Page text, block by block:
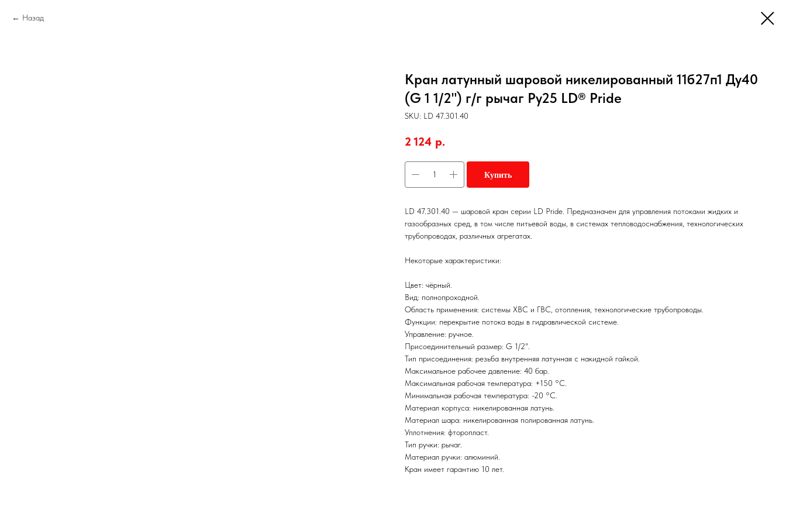
Назад
Кран латунный шаровой никелированный 11б27п1 Ду40
(G 1 1/2") г/г рычаг Ру25 LD® Pride
SKU: LD 47.301.40
2 124 р.
Купить
LD 47.301.40 — шаровой кран серии LD Pride. Предназначен для управления потоками жидких и
газообразных сред, в том числе питьевой воды, в системах тепловодоснабжения, технологических
трубопроводах, различных агрегатах.
Некоторые характеристики:
Цвет: чёрный.
Вид: полнопроходной.
Область применения: системы ХВС и ГВС, отопления, технологические трубопроводы.
Функции: перекрытие потока воды в гидравлической системе.
Управление: ручное.
Присоединительный размер: G 1/2".
Тип присоединения: резьба внутренняя латунная с накидной гайкой.
Максимальное рабочее давление: 40 бар.
Максимальная рабочая температура: +150 °С.
Минимальная рабочая температура: -20 °С.
Материал корпуса: никелированная латунь.
Материал шара: никелированная полированная латунь.
Уплотнения: фторопласт.
Тип ручки: рычаг.
Материал ручки: алюминий.
Кран имеет гарантию 10 лет.